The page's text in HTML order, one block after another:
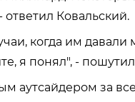
ответил Ковальский.
когда им давали
я понял", -
аутсайдером за